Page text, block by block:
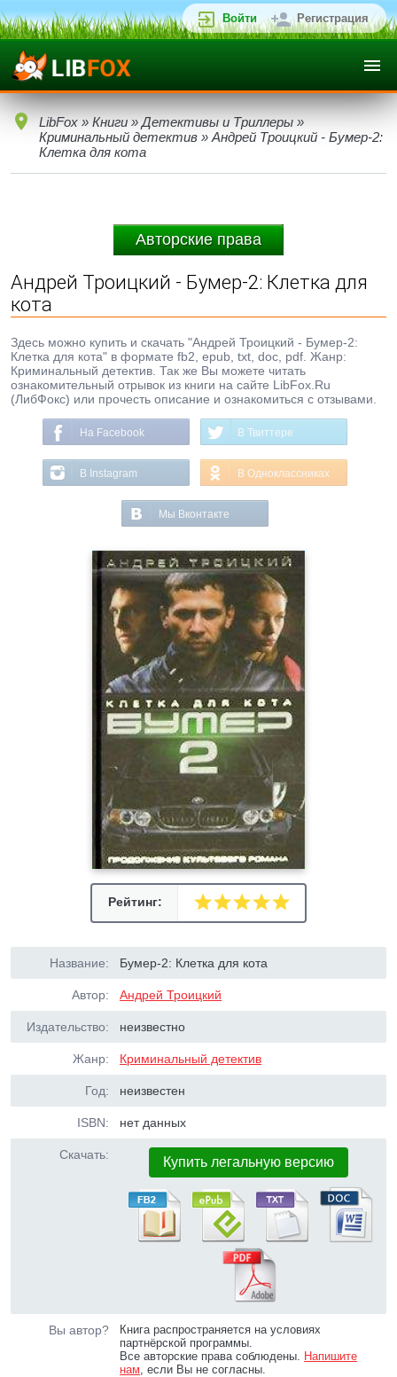
Войти Регистрация
LibFox » Книги » Детективы и Триллеры »
Криминальный детектив » Андрей Троицкий - Бумер-2:
Клетка для кота
Авторские права
Андрей Троицкий - Бумер-2: Клетка для
кота
Здесь можно купить и скачать "Андрей Троицкий - Бумер-2:
Клетка для кота" в формате fb2, epub, txt, doc, pdf. Жанр:
Криминальный детектив. Так же Вы можете читать
ознакомительный отрывок из книги на сайте LibFox.Ru
(ЛибФокс) или прочесть описание и ознакомиться с отзывами.
На Facebook В Твиттере
В Instagram В Одноклассниках
Мы Вконтакте
Рейтинг:
Название: Бумер-2: Клетка для кота
Автор: Андрей Троицкий
Издательство: неизвестно
Жанр: Криминальный детектив
Год: неизвестен
ISBN: нет данных
Скачать: Купить легальную версию
Вы автор?
Книга распространяется на условиях
партнёрской программы.
Все авторские права соблюдены. Напишите
нам, если Вы не согласны.